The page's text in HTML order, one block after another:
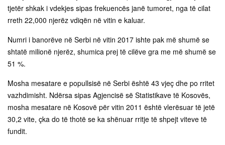
tjetër shkak i vdekjes sipas frekuencës janë tumoret, nga të cilat
rreth 22,000 njerëz vdiqën në vitin e kaluar.
Numri i banorëve në Serbi në vitin 2017 ishte pak më shumë se
shtatë milionë njerëz, shumica prej të cilëve gra me më shumë se
51 %.
Mosha mesatare e popullsisë në Serbi është 43 vjeç dhe po rritet
vazhdimisht. Ndërsa sipas Agjencisë së Statistikave të Kosovës,
mosha mesatare në Kosovë për vitin 2011 është vlerësuar të jetë
30,2 vite, çka do të thotë se ka shënuar rritje të shpejt viteve të
fundit.